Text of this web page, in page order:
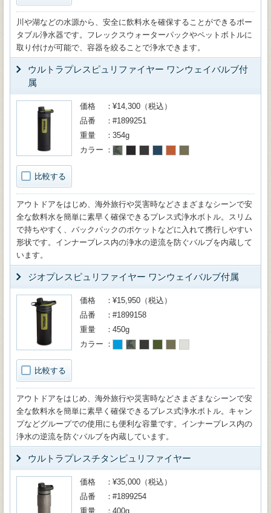
川や湖などの水源から、安全に飲料水を確保することができるポー
タブル浄水器です。フレックスウォーターパックやペットボトルに
取り付けが可能で、容器を絞ることで浄水できます。
ウルトラプレスピュリファイヤー ワンウェイバルブ付
属
比較する
価格
¥14,300（税込）
品番
#1899251
重量
354g
カラー
アウトドアをはじめ、海外旅行や災害時などさまざまなシーンで安
全な飲料水を簡単に素早く確保できるプレス式浄水ボトル。スリム
で持ちやすく、バックパックのポケットなどに入れて携行しやすい
形状です。インナープレス内の浄水の逆流を防ぐバルブを内蔵して
います。
ジオプレスピュリファイヤー ワンウェイバルブ付属
比較する
価格
¥15,950（税込）
品番
#1899158
重量
450g
カラー
アウトドアをはじめ、海外旅行や災害時などさまざまなシーンで安
全な飲料水を簡単に素早く確保できるプレス式浄水ボトル。キャン
プなどグループでの使用にも便利な容量です。インナープレス内の
浄水の逆流を防ぐバルブを内蔵しています。
ウルトラプレスチタンピュリファイヤー
価格
¥35,000（税込）
品番
#1899254
重量
400g